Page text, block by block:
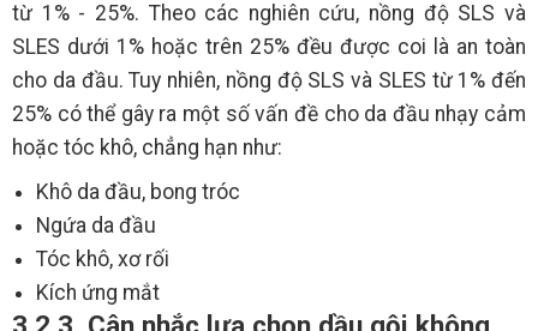
từ 1% - 25%. Theo các nghiên cứu, nồng độ SLS và
SLES dưới 1% hoặc trên 25% đều được coi là an toàn
cho da đầu. Tuy nhiên, nồng độ SLS và SLES từ 1% đến
25% có thể gây ra một số vấn đề cho da đầu nhạy cảm
hoặc tóc khô, chẳng hạn như:
Khô da đầu, bong tróc
Ngứa da đầu
Tóc khô, xơ rối
Kích ứng mắt